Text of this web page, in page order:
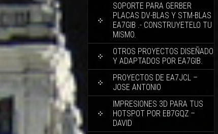
SOPORTE PARA GERBER
PLACAS DV-BLAS Y STM-BLAS
EA7GIB .- CONSTRUYETELO TU
MISMO.
OTROS PROYECTOS DISEÑADO
Y ADAPTADOS POR EA7GIB.
PROYECTOS DE EA7JCL –
JOSE ANTONIO
IMPRESIONES 3D PARA TUS
HOTSPOT POR EB7GQZ –
DAVID